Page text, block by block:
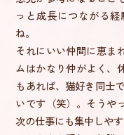
っと成長につながる
ね。
それにいい仲間に恵ま
ムはかなり仲がよく、
もあれば、猫好き同士
いです（笑）。そうや
次の仕事にも集中しやす